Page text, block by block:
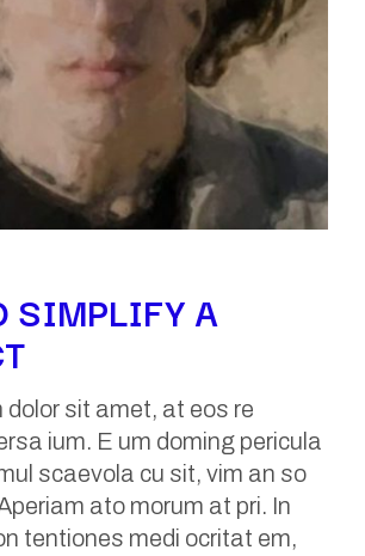
SIMPLIFY A
dolor sit amet, at eos re
ium. E um doming pericula
scaevola cu sit, vim an so
ato morum at pri. In
tentiones medi ocritat em,